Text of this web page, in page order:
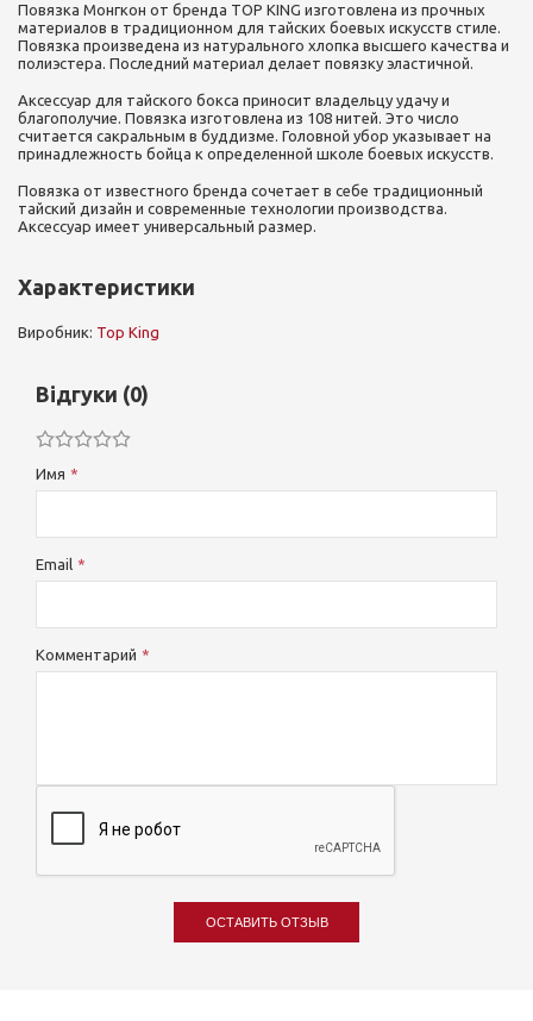
Повязка Монгкон от бренда TOP KING изготовлена из прочных
материалов в традиционном для тайских боевых искусств стиле.
Повязка произведена из натурального хлопка высшего качества и
полиэстера. Последний материал делает повязку эластичной.
Аксессуар для тайского бокса приносит владельцу удачу и
благополучие. Повязка изготовлена из 108 нитей. Это число
считается сакральным в буддизме. Головной убор указывает на
принадлежность бойца к определенной школе боевых искусств.
Повязка от известного бренда сочетает в себе традиционный
тайский дизайн и современные технологии производства.
Аксессуар имеет универсальный размер.
Характеристики
Виробник: Top King
Відгуки (0)
Имя
Email
Комментарий
ОСТАВИТЬ ОТЗЫВ